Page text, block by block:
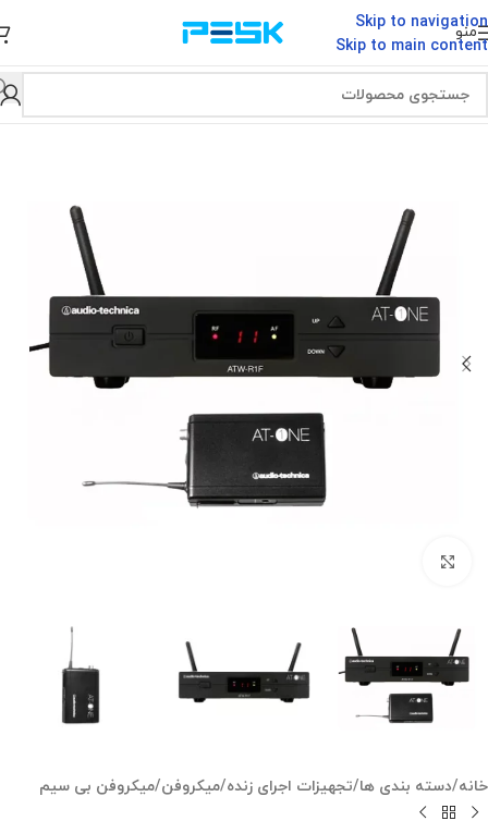
Skip to navigation
Skip to main content
منو
خانه/دسته بندی ها/تجهیزات اجرای زنده/میکروفن/میکروفن بی سیم